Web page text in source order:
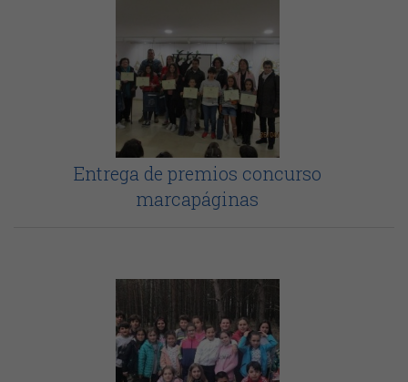
Entrega de premios concurso
marcapáginas